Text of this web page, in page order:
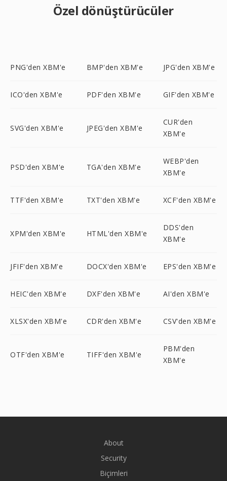
Özel dönüştürücüler
PNG'den XBM'e BMP'den XBM'e JPG'den XBM'e
ICO'den XBM'e PDF'den XBM'e GIF'den XBM'e
SVG'den XBM'e JPEG'den XBM'e
CUR'den
XBM'e
PSD'den XBM'e TGA'den XBM'e
WEBP'den
XBM'e
TTF'den XBM'e TXT'den XBM'e XCF'den XBM'e
XPM'den XBM'e HTML'den XBM'e
DDS'den
XBM'e
JFIF'den XBM'e DOCX'den XBM'e EPS'den XBM'e
HEIC'den XBM'e DXF'den XBM'e AI'den XBM'e
XLSX'den XBM'e CDR'den XBM'e CSV'den XBM'e
OTF'den XBM'e TIFF'den XBM'e
PBM'den
XBM'e
About
Security
Biçimleri